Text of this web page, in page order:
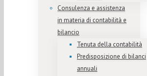
Consulenza e assistenza
in materia di contabilità e
bilancio
Tenuta della contabilità
Predisposizione di bilanci
annuali